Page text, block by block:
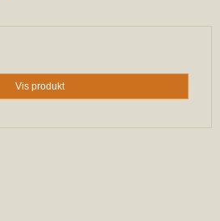
Vis produkt